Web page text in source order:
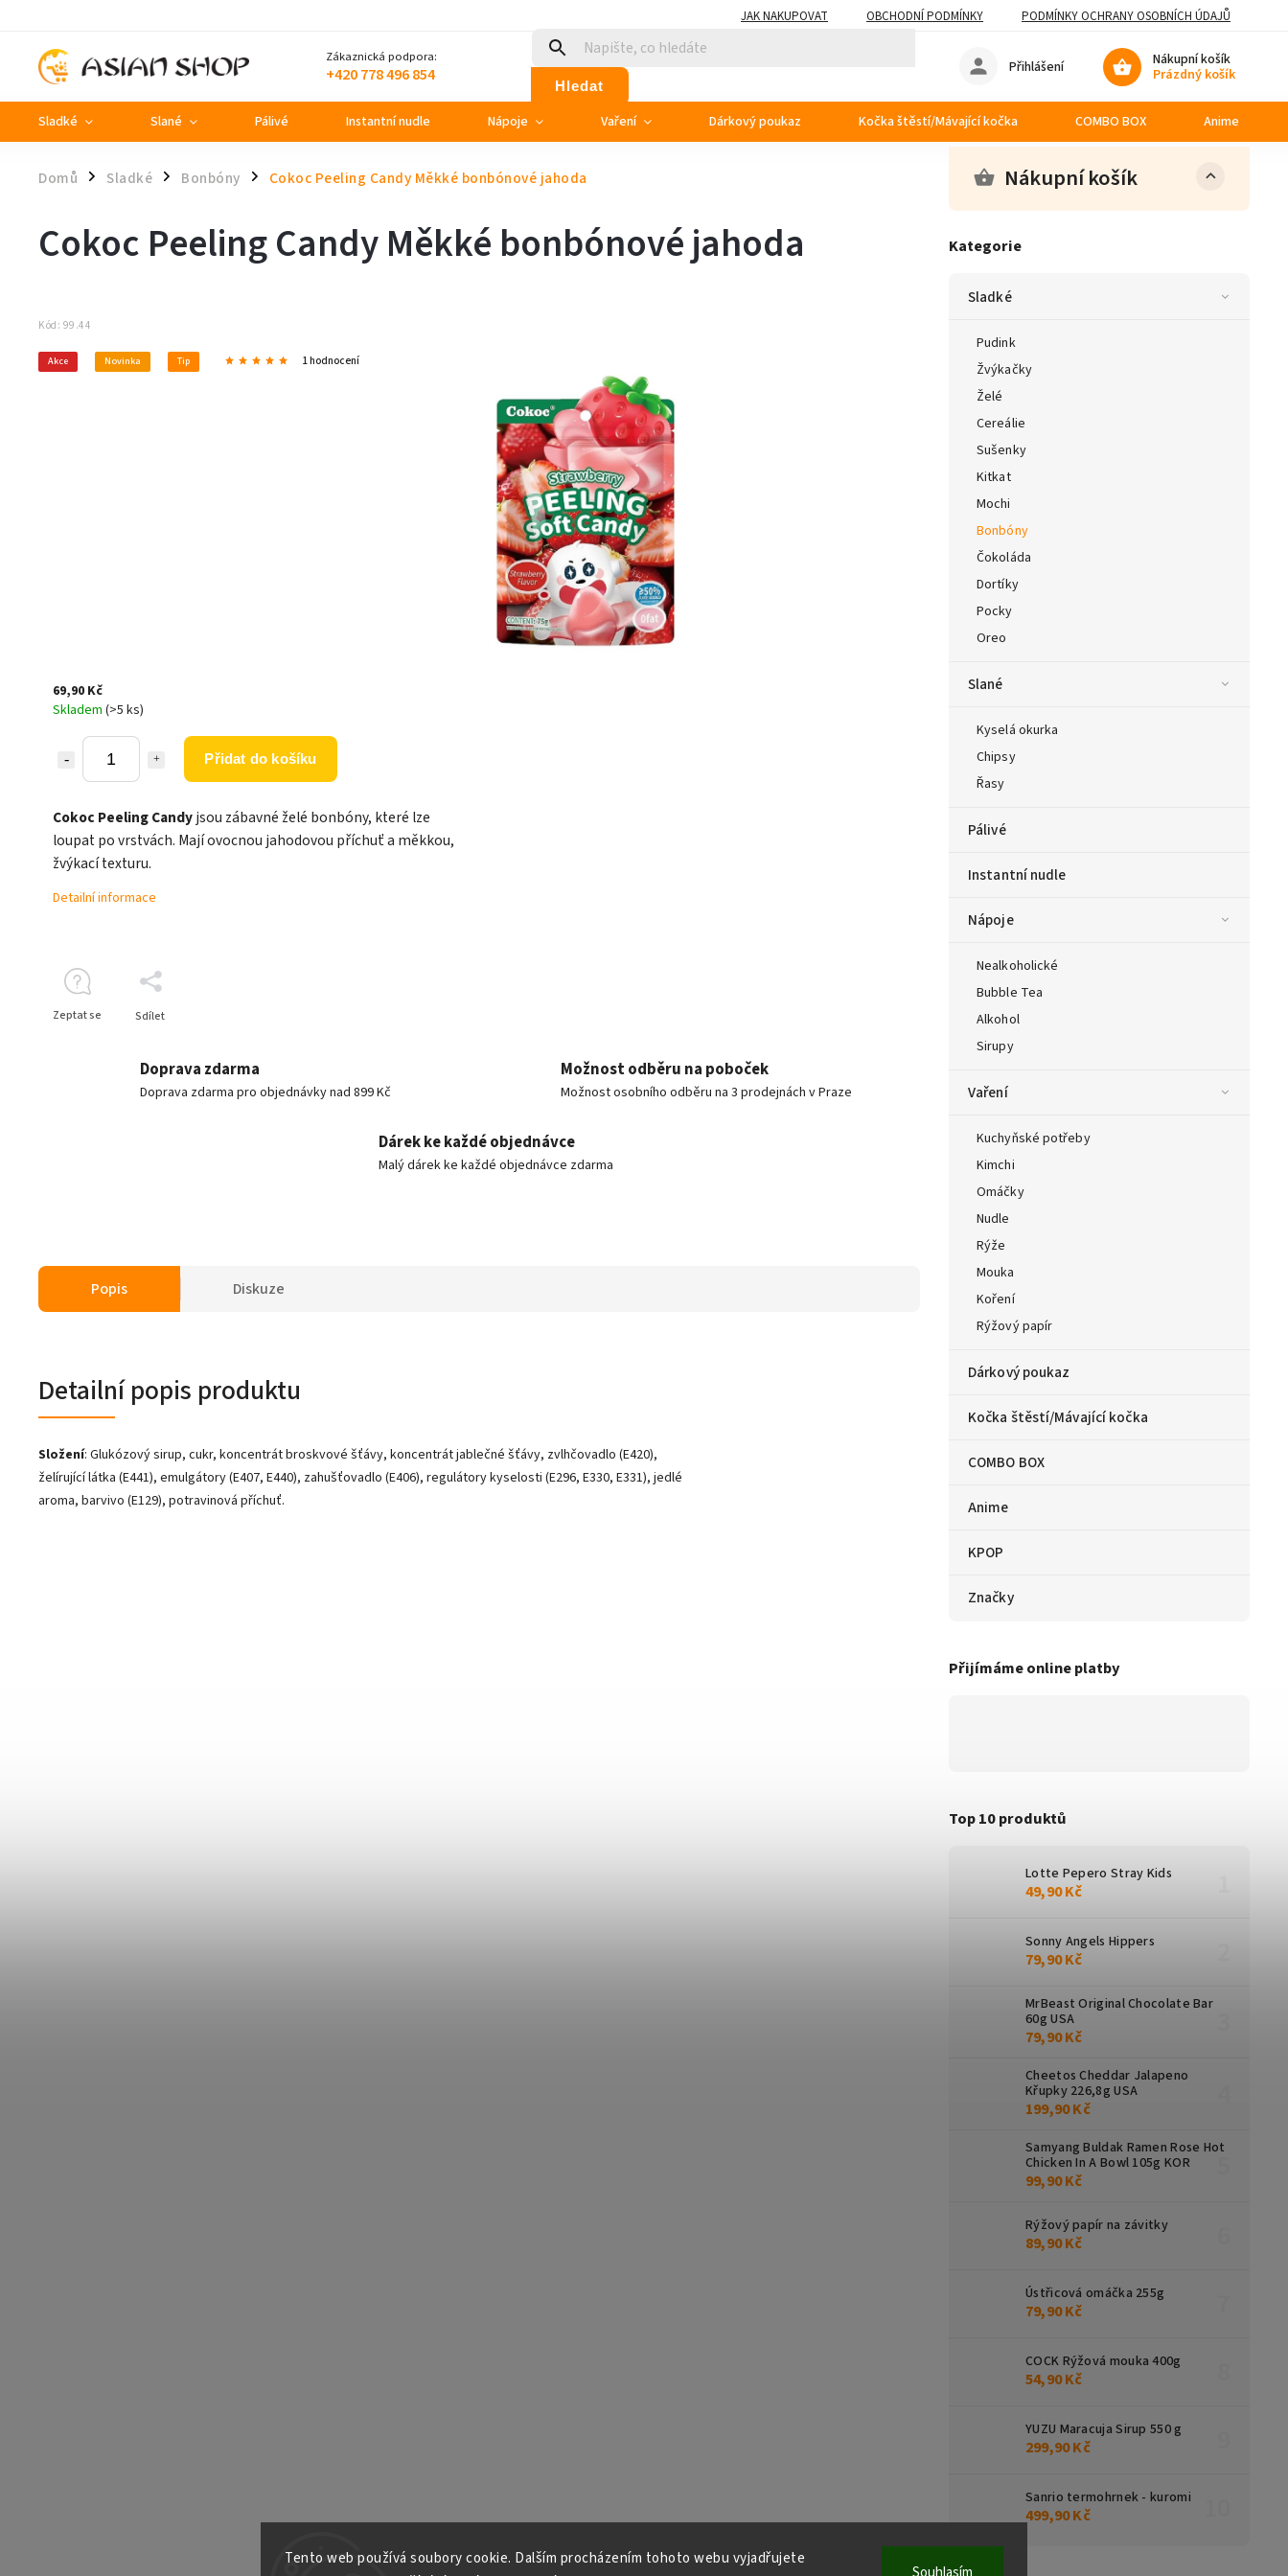
Tento web používá soubory cookie. Dalším procházením tohoto webu vyjadřujete
JAK NAKUPOVAT OBCHODNÍ PODMÍNKY PODMÍNKY OCHRANY OSOBNÍCH ÚDAJŮ
Zákaznická podpora:
+420 778 496 854 Hledat
Nákupní košík
Prázdný košík
Přihlášení
Sladké Slané Pálivé Instantní nudle Nápoje Vaření Dárkový poukaz Kočka štěstí/Mávající kočka COMBO BOX Anime
Domů / Sladké / Bonbóny / Cokoc Peeling Candy Měkké bonbónové jahoda Nákupní košík
Kategorie
Sladké
Pudink
Žvýkačky
Želé
Cereálie
Sušenky
Kitkat
Mochi
Bonbóny
Čokoláda
Dortíky
Pocky
Oreo
Slané
Kyselá okurka
Chipsy
Řasy
Pálivé
Instantní nudle
Nápoje
Nealkoholické
Bubble Tea
Alkohol
Sirupy
Vaření
Kuchyňské potřeby
Kimchi
Omáčky
Nudle
Rýže
Mouka
Koření
Rýžový papír
Dárkový poukaz
Kočka štěstí/Mávající kočka
COMBO BOX
Anime
KPOP
Značky
Přijímáme online platby
Top 10 produktů
Lotte Pepero Stray Kids
49,90 Kč
Sonny Angels Hippers
79,90 Kč
MrBeast Original Chocolate Bar
60g USA
79,90 Kč
Cheetos Cheddar Jalapeno
Křupky 226,8g USA
199,90 Kč
Samyang Buldak Ramen Rose Hot
Chicken In A Bowl 105g KOR
99,90 Kč
Rýžový papír na závitky
89,90 Kč
Ústřicová omáčka 255g
79,90 Kč
COCK Rýžová mouka 400g
54,90 Kč
YUZU Maracuja Sirup 550 g
299,90 Kč
Sanrio termohrnek - kuromi
499,90 Kč
Cokoc Peeling Candy Měkké bonbónové jahoda
Kód: 99.44
Akce Novinka Tip 1 hodnocení
69,90 Kč
Skladem (>5 ks)
Přidat do košíku
Cokoc Peeling Candyjsou zábavné želé bonbóny, které lze
loupat po vrstvách. Mají ovocnou jahodovou příchuť a měkkou,
žvýkací texturu.
Detailní informace
Zeptat se Sdílet
Doprava zdarma
Doprava zdarma pro objednávky nad 899 Kč
Možnost odběru na poboček
Možnost osobního odběru na 3 prodejnách v Praze
Dárek ke každé objednávce
Malý dárek ke každé objednávce zdarma
Popis Diskuze
Detailní popis produktu
Složení: Glukózový sirup, cukr, koncentrát broskvové šťávy, koncentrát jablečné šťávy, zvlhčovadlo (E420),
želírující látka (E441), emulgátory (E407, E440), zahušťovadlo (E406), regulátory kyselosti (E296, E330, E331), jedlé
aroma, barvivo (E129), potravinová příchuť.